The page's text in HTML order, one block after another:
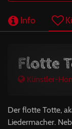
Info
Flotte
Künstler-
Der flotte Totte,
Liedermacher.